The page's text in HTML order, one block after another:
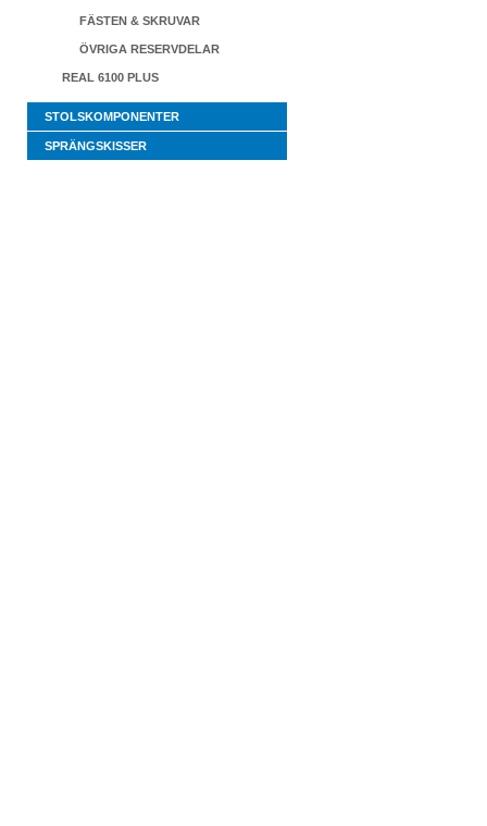
FÄSTEN & SKRUVAR
ÖVRIGA RESERVDELAR
REAL 6100 PLUS
STOLSKOMPONENTER
SPRÄNGSKISSER